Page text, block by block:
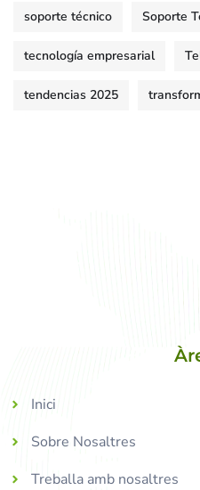
soporte técnico Soporte
tecnología empresarial
tendencias 2025
Inici
Sobre Nosaltres
Treballa amb nosaltres